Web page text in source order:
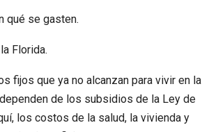
qué se gasten.
Florida.
fijos que ya no alcanzan para vivir en la
de los subsidios de la Ley de
los costos de la salud, la vivienda y